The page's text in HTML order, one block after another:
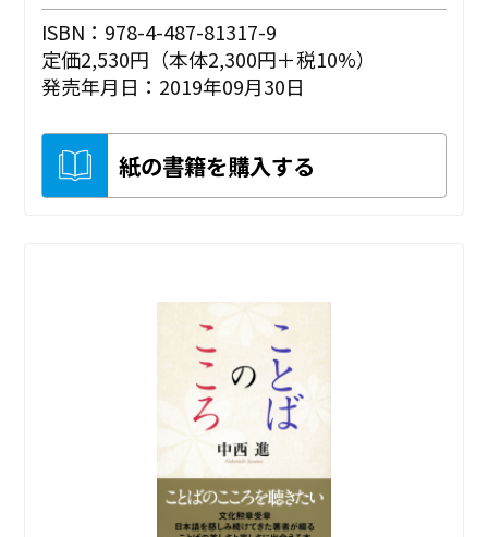
ISBN：978-4-487-81317-9
定価2,530円（本体2,300円＋税10%）
発売年月日：2019年09月30日
紙の書籍を購入する